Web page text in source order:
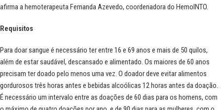
afirma a hemoterapeuta Fernanda Azevedo, coordenadora do HemoINTO.
Requisitos
Para doar sangue é necessário ter entre 16 e 69 anos e mais de 50 quilos,
além de estar saudável, descansado e alimentado. Os maiores de 60 anos
precisam ter doado pelo menos uma vez. O doador deve evitar alimentos
gordurosos três horas antes e bebidas alcoólicas 12 horas antes da doação.
É necessário um intervalo entre as doações de 60 dias para os homens, com